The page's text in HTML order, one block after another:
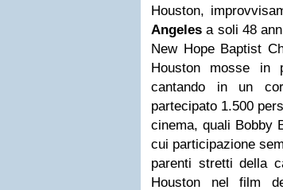
Houston,
Angeles a soli 48
New Hope Baptist
Houston mosse in
cantando in un
partecipato 1.500
cinema, quali Bobby
cui participazione
parenti stretti della
Houston nel film